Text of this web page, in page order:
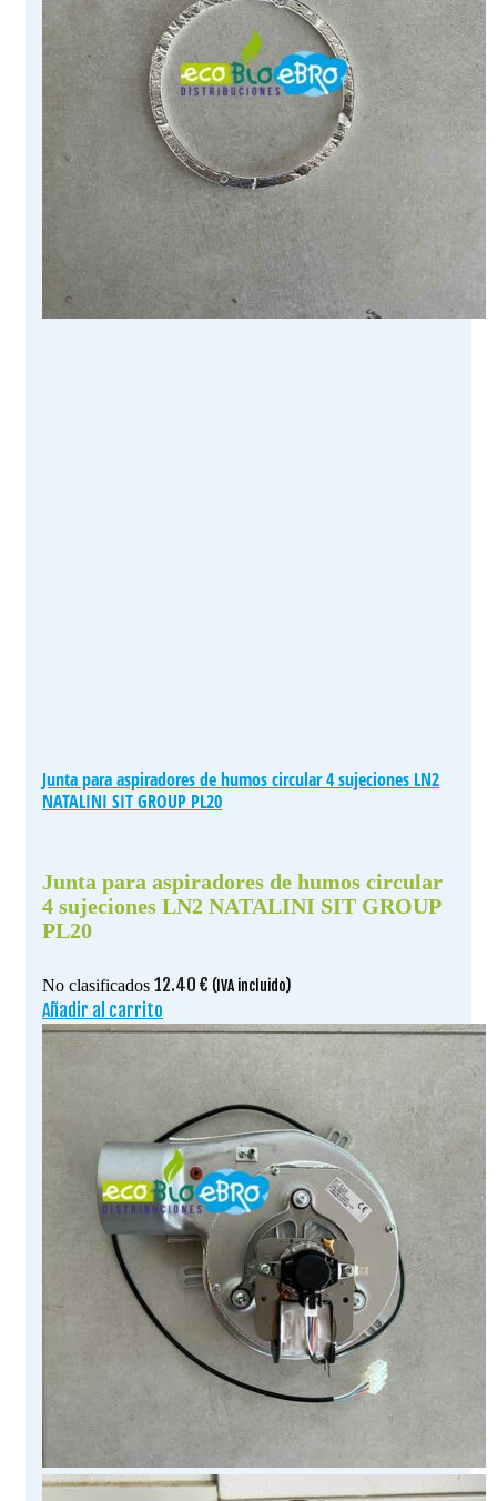
Junta para aspiradores de humos circular 4 sujeciones LN2
NATALINI SIT GROUP PL20
Junta para aspiradores de humos circular
4 sujeciones LN2 NATALINI SIT GROUP
PL20
No clasificados 12.40 € (IVA incluido)
Añadir al carrito